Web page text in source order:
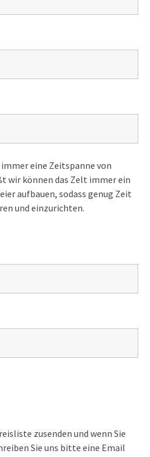
eine Zeitspanne von
wir können das Zelt immer ein
aufbauen, sodass genug Zeit
und einzurichten.
zusenden und wenn Sie
Sie uns bitte eine Email